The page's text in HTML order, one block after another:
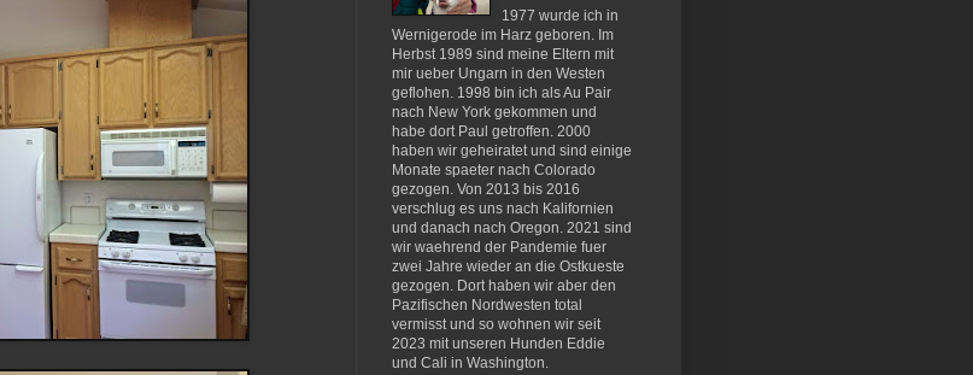
1977 wurde ich in
Wernigerode im Harz geboren. Im
Herbst 1989 sind meine Eltern mit
mir ueber Ungarn in den Westen
geflohen. 1998 bin ich als Au Pair
nach New York gekommen und
habe dort Paul getroffen. 2000
haben wir geheiratet und sind einige
Monate spaeter nach Colorado
gezogen. Von 2013 bis 2016
verschlug es uns nach Kalifornien
und danach nach Oregon. 2021 sind
wir waehrend der Pandemie fuer
zwei Jahre wieder an die Ostkueste
gezogen. Dort haben wir aber den
Pazifischen Nordwesten total
vermisst und so wohnen wir seit
2023 mit unseren Hunden Eddie
und Cali in Washington.